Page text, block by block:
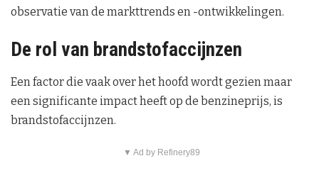
observatie van de markttrends en -ontwikkelingen.
De rol van brandstofaccijnzen
Een factor die vaak over het hoofd wordt gezien maar
een significante impact heeft op de benzineprijs, is
brandstofaccijnzen.
▼ Ad by Refinery89